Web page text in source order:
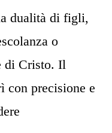
dualità di figli,
o
di Cristo. Il
con precisione e